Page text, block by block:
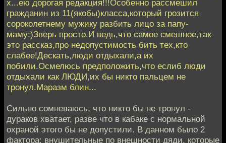
х...ею дорогая редакция!!!Особенно рассмешил
гражданин из 11(якобы)класса,который грозится
сороколетнему мужику разбить лицо за папу-
маму:)Зверь просто.И ведь,что самое смешное,так
это рассказ,про недопустимость бить тех,кто
слабее!Дескать,люди отдыхали,а их
побили.Осмелюсь предположить,что еслиб люди
отдыхали как ЛЮДИ,их бы никто пальцем не
тронул.Маразм блин...
Сильно сомневаюсь, что никто бы не тронул -
дураков хватает, разве что в кабаке с нормальной
охраной этого бы не допустили. В данном было 2
фактора: внушительные по внешности дяди, которые